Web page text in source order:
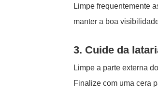
Limpe frequentemente
manter a boa
3. Cuide da
Limpe a parte externa
Finalize com uma cera